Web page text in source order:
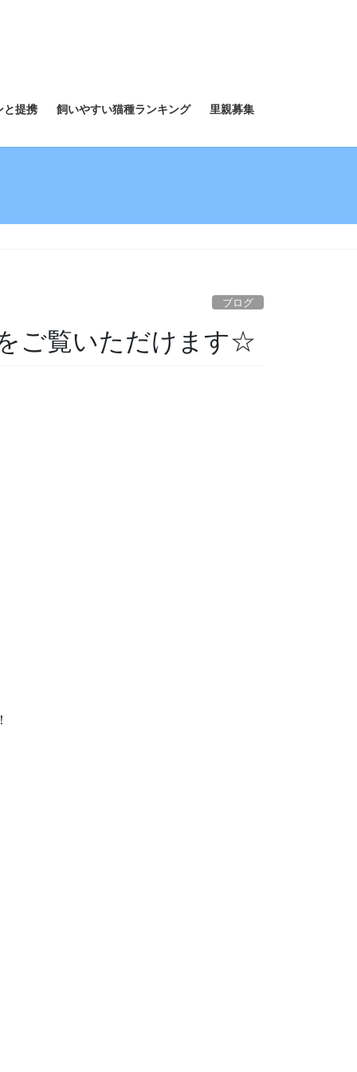
と提携 飼いやすい猫種ランキング 里親募集
ブログ
ご覧いただけます☆